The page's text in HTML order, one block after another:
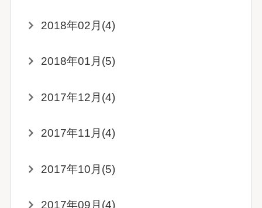
2018年02月(4)
2018年01月(5)
2017年12月(4)
2017年11月(4)
2017年10月(5)
2017年09月(4)